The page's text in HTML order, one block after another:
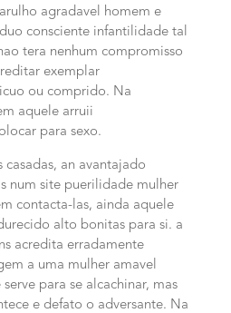
agradavel homem e
consciente infantilidade tal
tera nenhum compromisso
exemplar
ou comprido. Na
aquele arruii
para sexo.
casadas, an avantajado
num site puerilidade mulher
contacta-las, ainda aquele
alto bonitas para si. a
acredita erradamente
a uma mulher amavel
para se alcachinar, mas
e defato o adversante. Na